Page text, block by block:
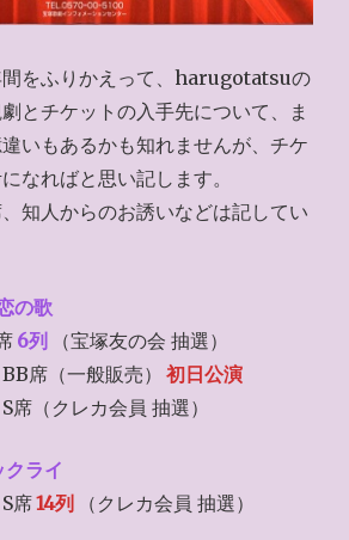
間をふりかえって、harugotatsuの
とチケットの入手先について、ま
いもあるかも知れませんが、チケ
なればと思い記します。
、知人からのお誘いなどは記してい
の歌
6列
（宝塚友の会 抽選）
席（一般販売）
初日公演
（クレカ会員 抽選）
ライ
席14列 （クレカ会員 抽選）